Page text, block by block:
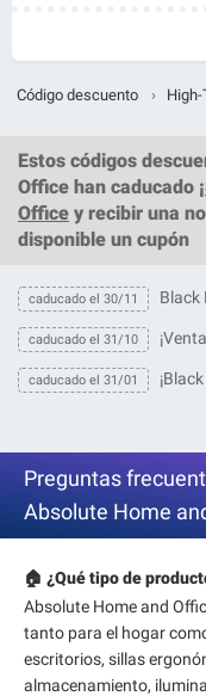
Código descuento ›
Estos códigos
Office han caducado ¡
Office y recibir una
disponible un cupón
caducado el 30/11 Black
caducado el 31/10
caducado el 31/01
Preguntas
Absolute Home
🏠 ¿Qué tipo de
Absolute Home and
tanto para el hogar
escritorios, sillas
almacenamiento,